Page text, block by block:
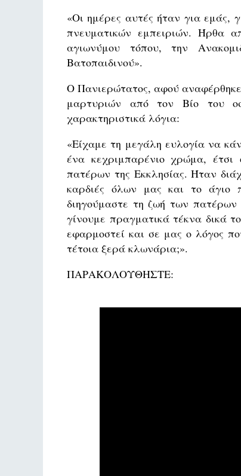
«Οι ημέρες αυτές ήταν για εμάς,
πνευματικών εμπειριών. Ήρθα
αγιωνύμου τόπου, την
Βατοπαιδινού».
Ο Πανιερώτατος, αφού αναφέρθηκε
μαρτυριών από τον Βίο του
χαρακτηριστικά λόγια:
«Είχαμε τη μεγάλη ευλογία να
ένα κεχριμπαρένιο χρώμα,
πατέρων της Εκκλησίας. Ήταν
καρδιές όλων μας και το άγιο
διηγούμαστε τη ζωή των
γίνουμε πραγματικά τέκνα δικά
εφαρμοστεί και σε μας ο λόγος
τέτοια ξερά κλωνάρια;».
ΠΑΡΑΚΟΛΟΥΘΗΣΤΕ: